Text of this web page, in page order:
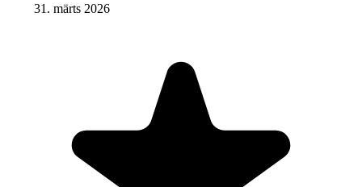
31. märts 2026